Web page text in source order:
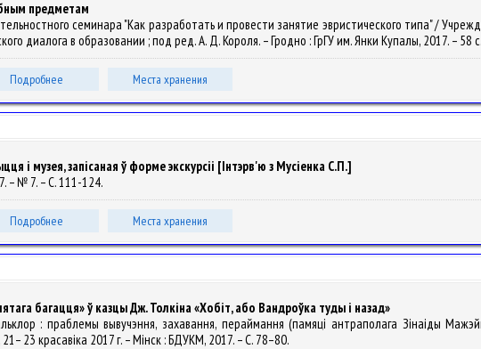
предметам
семинара "Как разработать и провести занятие эвристического типа" /
диалога в образовании ; под ред. А. Д. Короля. – Гродно : ГрГУ им. Янки Купалы, 2017. – 58
Подробнее Места хранения
і музея, запісаная ў форме экскурсіі [Інтэрв'ю з Мусіенка С.П.]
– № 7. – С. 111-124.
Подробнее Места хранения
багацця» ў казцы Дж. Толкіна «Хобіт, або Вандроўка туды і назад»
: праблемы вывучэння, захавання, пераймання (памяці антраполага Зінаіды
23 красавіка 2017 г. – Мінск : БДУКМ, 2017. – С. 78–80.